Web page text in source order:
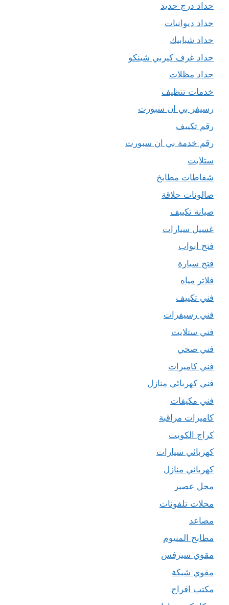
حداد درج حديد
حداد ديوانيات
حداد شبابيك
حداد غرف كيربي شينكو
حداد مظلات
خدمات تنظيف
رسيفر بي ان سبورت
رقم تكييف
رقم خدمة بي ان سبورت
ستلايت
شفاطات مطابخ
صالونات حلاقة
صيانة تكييف
غسيل سيارات
فتح ابواب
فتح سيارة
فلاتر مياه
فني تكييف
فني رسيفرات
فني ستلايت
فني صحي
فني كاميرات
فني كهربائي منازل
فني مكيفات
كاميرات مراقبة
كراج الكويت
كهربائي سيارات
كهربائي منازل
محل عصير
محلات تلفونات
مصاعد
مطابخ المنيوم
مقوي سيرفس
مقوي شبكة
مكتب افراح